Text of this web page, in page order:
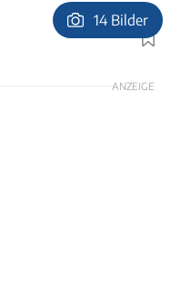
Foto: Action Mobil
14 Bilder
ANZEIGE